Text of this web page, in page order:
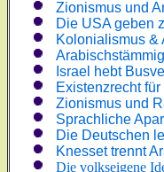
Zionismus und
Die USA geben
Kolonialismus &
Israel hebt
Existenzrecht
Zionismus und
Sprachliche
Die Deutschen
Knesset trennt
Die volkseigene